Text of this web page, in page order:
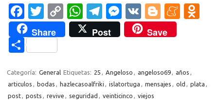
Fa
c
e
b
o
o
T
w
it
te
r
C
o
p
Li
n
W
h
at
A
p
T
el
e
a
m
M
es
se
g
er
V
K
Bl
o
g
er
M
a
m as
Share Post Save
C
m
p
Categoría: General Etiquetas: 25 , Angeloso , angeloso69, años ,
articulos , bodas , hazlecasoalfriki , islatortuga , mensajes , old , plata ,
post, posts , revive , seguridad , veinticinco , viejos